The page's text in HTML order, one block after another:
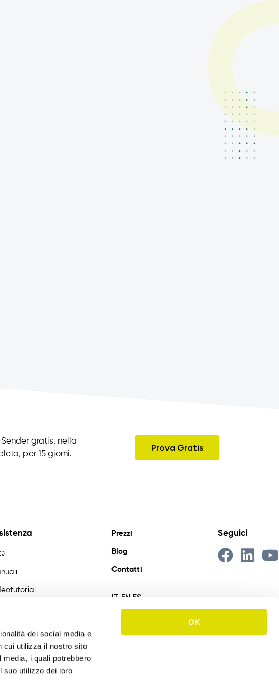
dei social media e
cui utilizza il nostro sito
i quali potrebbero
suo utilizzo dei loro
OK
gratis, nella
per 15 giorni.
Prova Gratis
Prezzi
Blog
Contatti
IT EN ES
Seguici